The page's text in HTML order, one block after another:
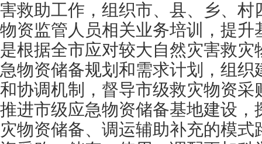
害救助工作，组织市、县、乡、村
物资监管人员相关业务培训，提升
是根据全市应对较大自然灾害救
急物资储备规划和需求计划，组
和协调机制，督导市级救灾物资采
推进市级应急物资储备基地建设，
灾物资储备、调运辅助补充的模